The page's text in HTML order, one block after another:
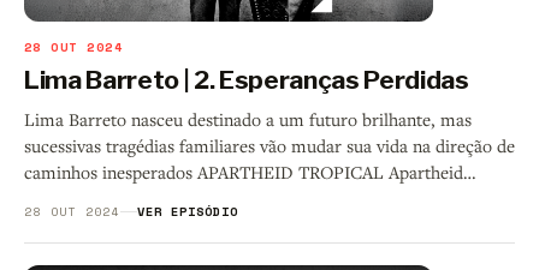
28 OUT 2024
Lima Barreto | 2. Esperanças Perdidas
Lima Barreto nasceu destinado a um futuro brilhante, mas
sucessivas tragédias familiares vão mudar sua vida na direção de
caminhos inesperados APARTHEID TROPICAL Apartheid
28 OUT 2024 VER EPISÓDIO